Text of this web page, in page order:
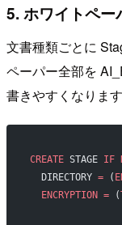
5. ホワイトペ
文書種類ごとに
ペーパー全部を
書きやすくなります
CREATE STAGE IF
  DIRECTORY
= (
  ENCRYPTION
= (